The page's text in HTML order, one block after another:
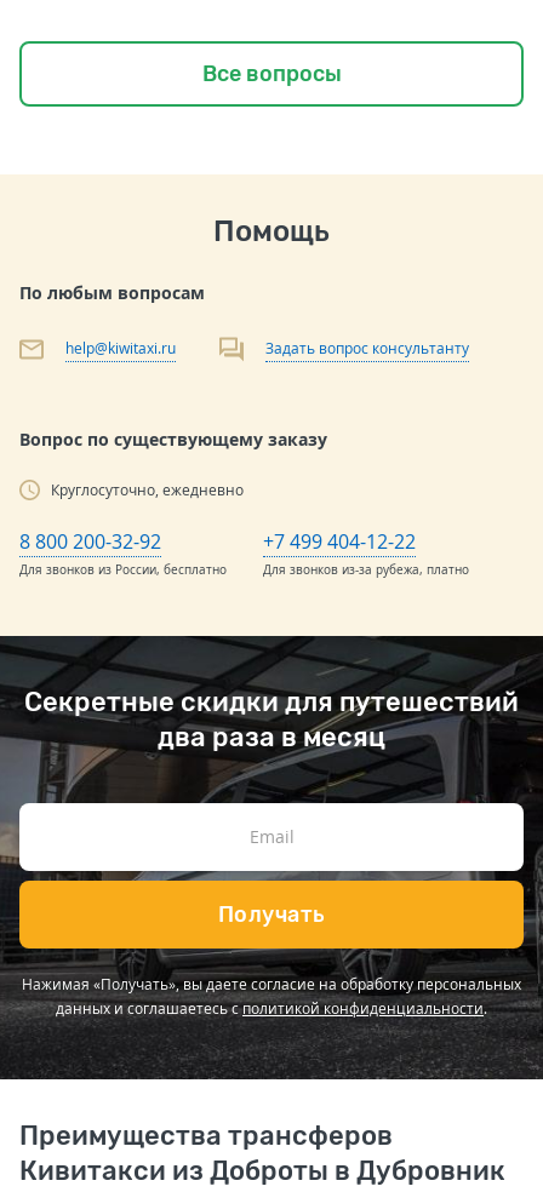
Все вопросы
Помощь
По любым вопросам
help@kiwitaxi.ru Задать вопрос консультанту
Вопрос по существующему заказу
Круглосуточно, ежедневно
8 800 200-32-92
Для звонков из России, бесплатно
+7 499 404-12-22
Для звонков из-за рубежа, платно
Секретные скидки для путешествий
два раза в месяц
Получать
Нажимая «Получать», вы даете согласие на обработку персональных
данных и соглашаетесь сполитикой конфиденциальности.
Преимущества трансферов
Кивитакси из Доброты в Дубровник